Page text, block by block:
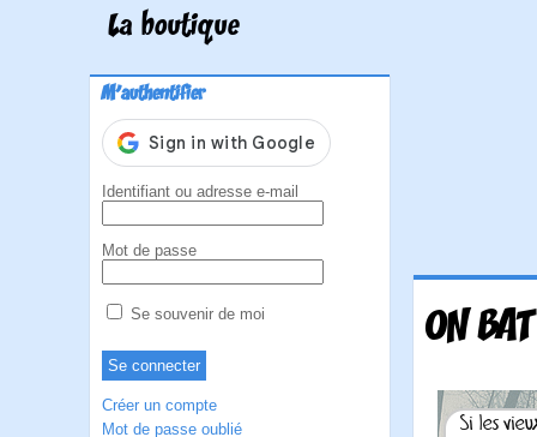
La boutique
M'authentifier
Identifiant ou adresse e-mail
Mot de passe
Se souvenir de moi
Créer un compte
Mot de passe oublié
ON